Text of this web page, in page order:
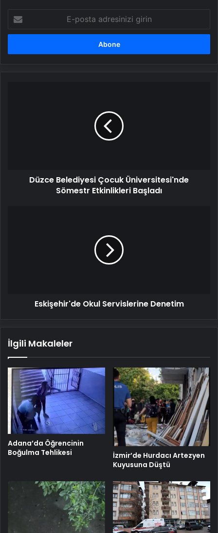
posta
adresinizi
Düzce Belediyesi Çocuk Üniversitesi'nde
Sömestr Etkinlikleri Başladı
Eskişehir'de Okul Servislerine Denetim
İlgili Makaleler
Adana’da Öğrencinin
Boğulma Tehlikesi
İzmir’de Hurdacı Artezyen
Kuyusuna Düştü